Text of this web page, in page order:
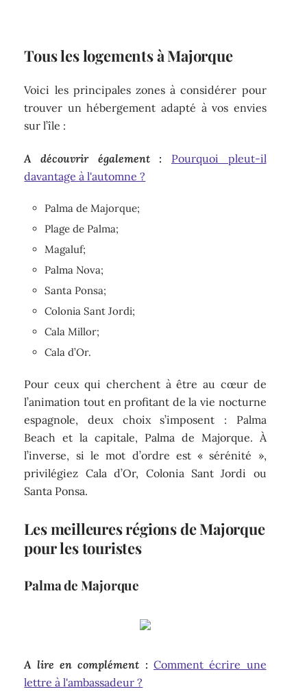
Tous les logements à Majorque
Voici les principales zones à considérer pour
trouver un hébergement adapté à vos envies
sur l’île :
A découvrir également :
Pourquoi pleut-il
davantage à l'automne ?
Palma de Majorque;
Plage de Palma;
Magaluf;
Palma Nova;
Santa Ponsa;
Colonia Sant Jordi;
Cala Millor;
Cala d’Or.
Pour ceux qui cherchent à être au cœur de
l’animation tout en profitant de la vie nocturne
espagnole, deux choix s’imposent : Palma
Beach et la capitale, Palma de Majorque. À
l’inverse, si le mot d’ordre est « sérénité »,
privilégiez Cala d’Or, Colonia Sant Jordi ou
Santa Ponsa.
Les meilleures régions de Majorque
pour les touristes
Palma de Majorque
A lire en complément : Comment écrire une
lettre à l'ambassadeur ?